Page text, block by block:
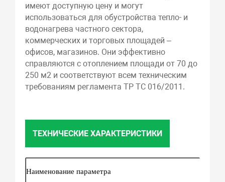
имеют доступную цену и могут
использоваться для обустройства тепло- и
водонагрева частного сектора,
коммерческих и торговых площадей –
офисов, магазинов. Они эффективно
справляются с отоплением площади от 70 до
250 м2 и соответствуют всем техническим
требованиям регламента ТР ТС 016/2011.
ТЕХНИЧЕСКИЕ ХАРАКТЕРИСТИКИ
Наименование параметра